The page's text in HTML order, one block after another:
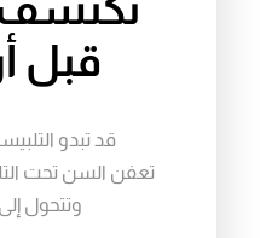
قبل
قد تبدو
تعفن السن تحت
وتتحول